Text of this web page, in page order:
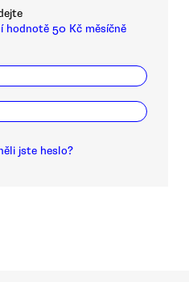
hodnotě 50 Kč měsíčně
jste heslo?